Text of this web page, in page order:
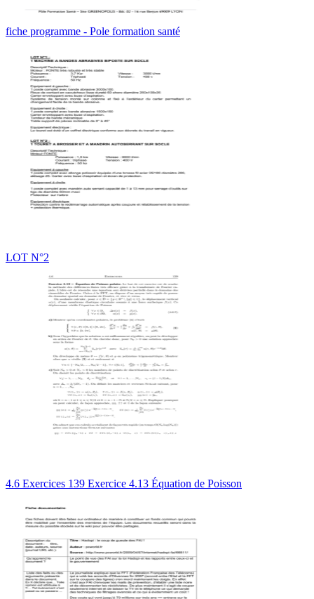
fiche programme - Pole formation santé
LOT N°2
4.6 Exercices 139 Exercice 4.13 Équation de Poisson